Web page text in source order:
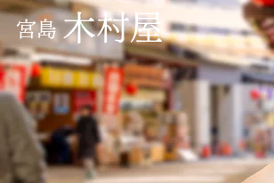
宮島木村屋